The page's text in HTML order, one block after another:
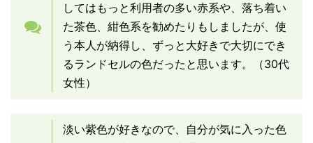
してはもっと利用者の多い赤系や、落ち着い
た茶色、紺色系を勧めたりもしましたが、使
う本人が納得し、ずっと大好きで大切にでき
るランドセルの色だったと思います。（30代
女性）
淡い紫色が好きなので、自分が気に入った色